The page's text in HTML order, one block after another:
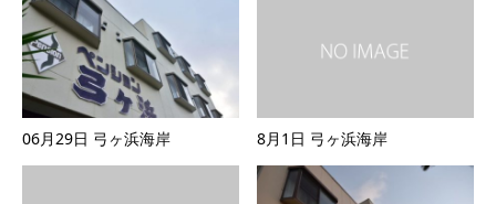
06月29日 弓ヶ浜海岸 8月1日 弓ヶ浜海岸